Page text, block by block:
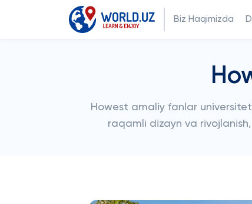
Biz Haqimizda
Howest amaliy fanlar
raqamli dizayn va